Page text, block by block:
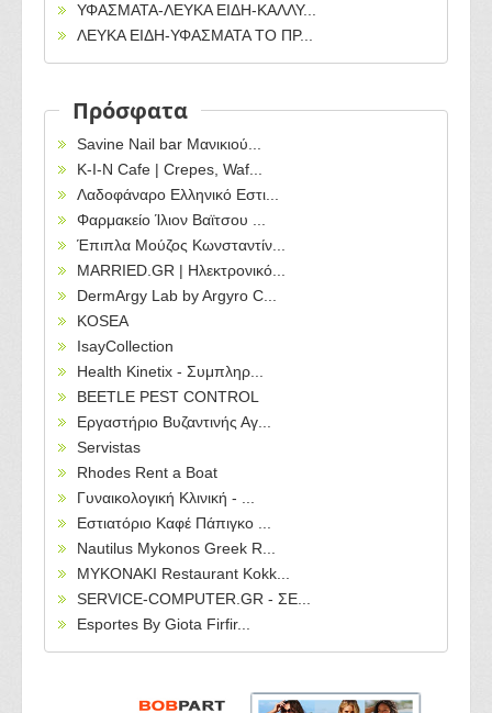
ΥΦΑΣΜΑΤΑ-ΛΕΥΚΑ ΕΙΔΗ-ΚΑΛΛΥ...
ΛΕΥΚΑ ΕΙΔΗ-ΥΦΑΣΜΑΤΑ ΤΟ ΠΡ...
Πρόσφατα
Savine Nail bar Μανικιού...
Κ-Ι-Ν Cafe | Crepes, Waf...
Λαδοφάναρο Ελληνικό Εστι...
Φαρμακείο Ίλιον Βαϊτσου ...
Έπιπλα Μούζος Κωνσταντίν...
MARRIED.GR | Ηλεκτρονικό...
DermArgy Lab by Argyro C...
KOSEA
IsayCollection
Health Kinetix - Συμπληρ...
BEETLE PEST CONTROL
Εργαστήριο Βυζαντινής Αγ...
Servistas
Rhodes Rent a Boat
Γυναικολογική Κλινική - ...
Εστιατόριο Καφέ Πάπιγκο ...
Nautilus Mykonos Greek R...
MYKONAKI Restaurant Kokk...
SERVICE-COMPUTER.GR - ΣΕ...
Esportes By Giota Firfir...